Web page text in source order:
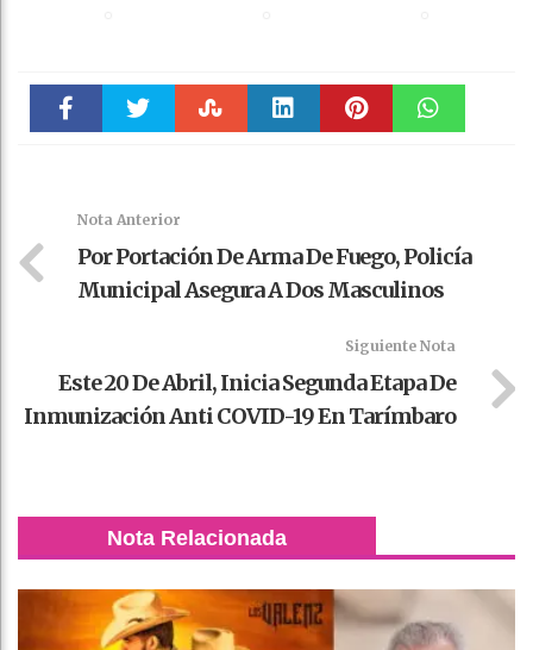
Nota Anterior
Por Portación De Arma De Fuego, Policía
Municipal Asegura A Dos Masculinos
Siguiente Nota
Este 20 De Abril, Inicia Segunda Etapa De
Inmunización Anti COVID-19 En Tarímbaro
Nota Relacionada